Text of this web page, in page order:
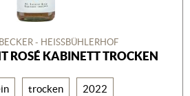
- HEISSBÜHLERHOF
ROSÉ KABINETT TROCKEN
trocken 2022